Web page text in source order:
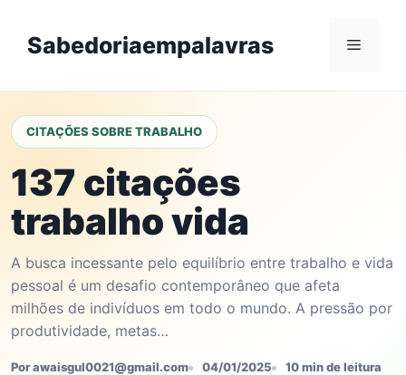
contentSabedoriaempalavras Menu
CITAÇÕES SOBRE TRABALHO
137 citações
trabalho vida
A busca incessante pelo equilíbrio entre trabalho e vida
pessoal é um desafio contemporâneo que afeta
milhões de indivíduos em todo o mundo. A pressão por
produtividade, metas…
Por awaisgul0021@gmail.com 04/01/2025 10 min de leitura